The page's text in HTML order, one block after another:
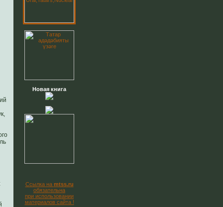
Новая книга
Ссылка на mtss.ru
обязательна
при использовании
материалов сайта !